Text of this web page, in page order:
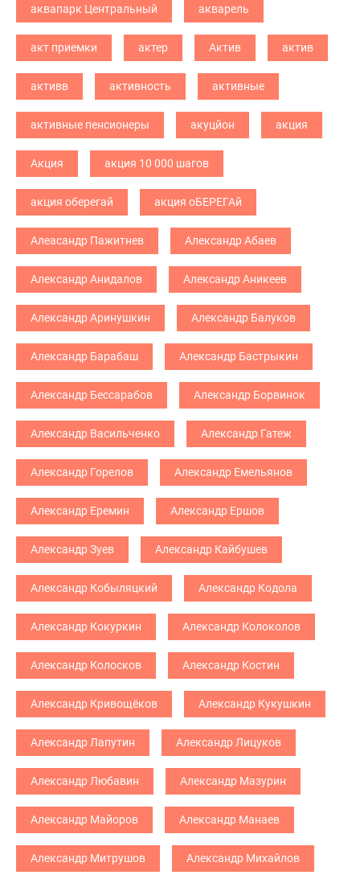
аквапарк Центральный акварель
акт приемки актер Актив актив
активв активность активные
активные пенсионеры акуцйон акция
Акция акция 10 000 шагов
акция оберегай акция оБЕРЕГАй
Алеасандр Пажитнев Александр Абаев
Александр Анидалов Александр Аникеев
Александр Аринушкин Александр Балуков
Александр Барабаш Александр Бастрыкин
Александр Бессарабов Александр Борвинок
Александр Васильченко Александр Гатеж
Александр Горелов Александр Емельянов
Александр Еремин Александр Ершов
Александр Зуев Александр Кайбушев
Александр Кобыляцкий Александр Кодола
Александр Кокуркин Александр Колоколов
Александр Колосков Александр Костин
Александр Кривощёков Александр Кукушкин
Александр Лапутин Александр Лицуков
Александр Любавин Александр Мазурин
Александр Майоров Александр Манаев
Александр Митрушов Александр Михайлов